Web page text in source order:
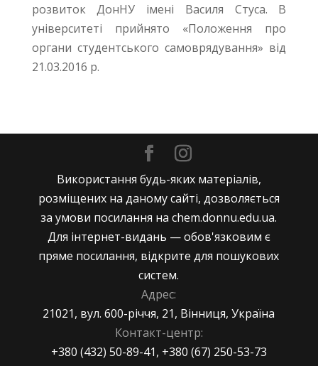
розвиток ДонНУ імені Василя Стуса. В
університеті прийнято «Положення про
органи студентського самоврядування» від
21.03.2016 р.
Використання будь-яких матеріалів,
розміщених на даному сайті, дозволяється
за умови посилання на chem.donnu.edu.ua.
Для інтернет-видань — обов'язковим є
пряме посилання, відкрите для пошукових
систем.
Адрес:
21021, вул. 600-річчя, 21, Вінниця, Україна
Контакт-центр:
+380 (432) 50-89-41, +380 (67) 250-53-73